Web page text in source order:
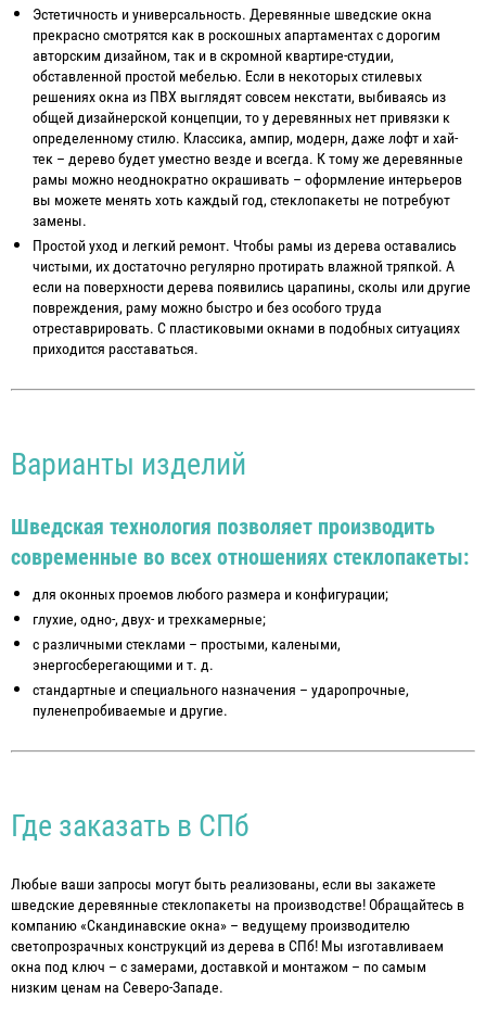
Эстетичность и универсальность. Деревянные шведские окна
прекрасно смотрятся как в роскошных апартаментах с дорогим
авторским дизайном, так и в скромной квартире-студии,
обставленной простой мебелью. Если в некоторых стилевых
решениях окна из ПВХ выглядят совсем некстати, выбиваясь из
общей дизайнерской концепции, то у деревянных нет привязки к
определенному стилю. Классика, ампир, модерн, даже лофт и хай-
тек – дерево будет уместно везде и всегда. К тому же деревянные
рамы можно неоднократно окрашивать – оформление интерьеров
вы можете менять хоть каждый год, стеклопакеты не потребуют
замены.
Простой уход и легкий ремонт. Чтобы рамы из дерева оставались
чистыми, их достаточно регулярно протирать влажной тряпкой. А
если на поверхности дерева появились царапины, сколы или другие
повреждения, раму можно быстро и без особого труда
отреставрировать. С пластиковыми окнами в подобных ситуациях
приходится расставаться.
Варианты изделий
Шведская технология позволяет производить
современные во всех отношениях стеклопакеты:
для оконных проемов любого размера и конфигурации;
глухие, одно-, двух- и трехкамерные;
с различными стеклами – простыми, калеными,
энергосберегающими и т. д.
стандартные и специального назначения – ударопрочные,
пуленепробиваемые и другие.
Где заказать в СПб
Любые ваши запросы могут быть реализованы, если вы закажете
шведские деревянные стеклопакеты на производстве! Обращайтесь в
компанию «Скандинавские окна» – ведущему производителю
светопрозрачных конструкций из дерева в СПб! Мы изготавливаем
окна под ключ – с замерами, доставкой и монтажом – по самым
низким ценам на Северо-Западе.